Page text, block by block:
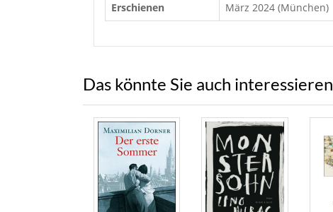
Erschienen
März 2024 (München)
Das könnte Sie auch interessieren